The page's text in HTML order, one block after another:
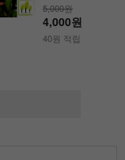
5,000원
4,000원
40원 적립